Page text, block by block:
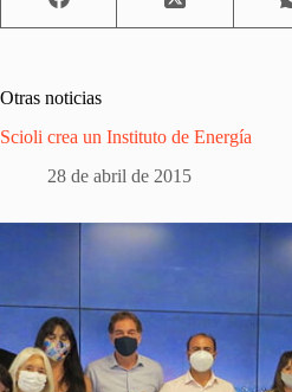
Otras noticias
Scioli crea un Instituto de Energía
28 de abril de 2015